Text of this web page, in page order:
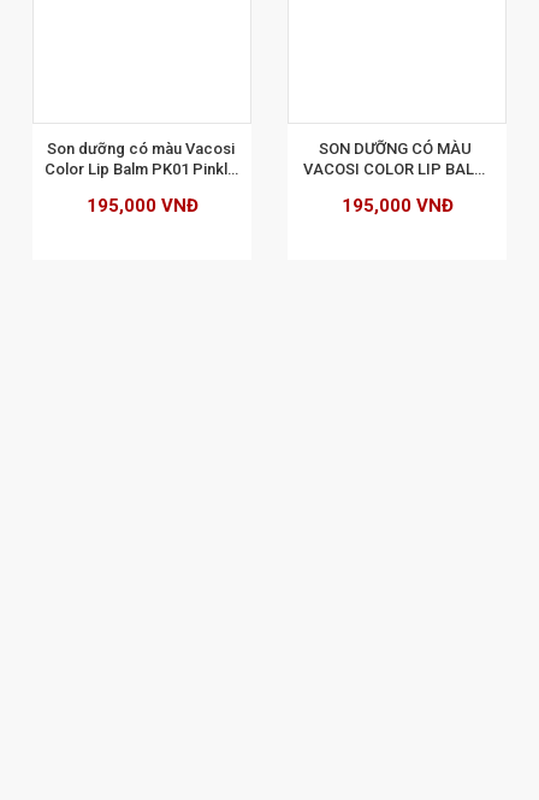
Son dưỡng có màu Vacosi
Color Lip Balm PK01 Pinkle
195,000 VNĐ
SON DƯỠNG CÓ MÀU
VACOSI COLOR LIP BALM
195,000 VNĐ